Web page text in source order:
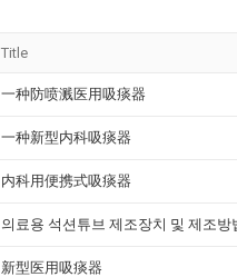
Title
一种防喷溅医用吸痰器
一种新型内科吸痰器
内科用便携式吸痰器
의료용 석션튜브 제조장치 및 제조방
新型医用吸痰器